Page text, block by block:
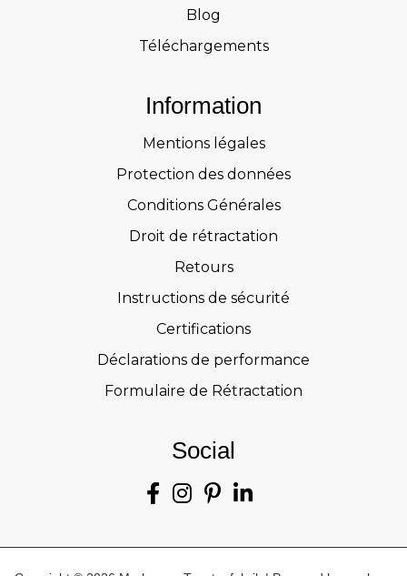
Blog
Téléchargements
Information
Mentions légales
Protection des données
Conditions Générales
Droit de rétractation
Retours
Instructions de sécurité
Certifications
Déclarations de performance
Formulaire de Rétractation
Social